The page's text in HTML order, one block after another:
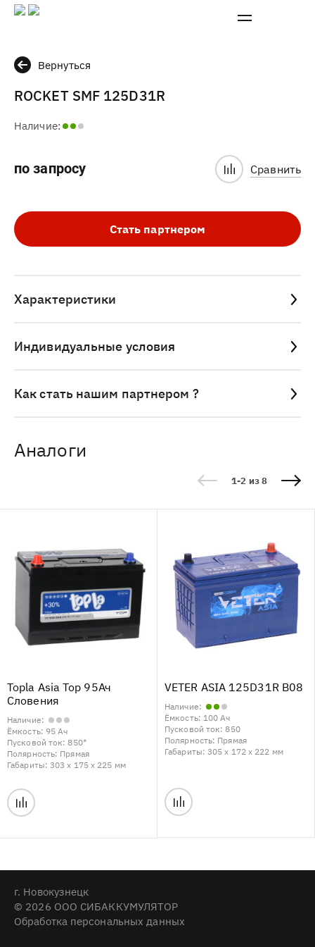
Вернуться
ROCKET SMF 125D31R
Наличие:
по запросу Сравнить
Стать партнером
Характеристики
Индивидуальные условия
Как стать нашим партнером ?
Аналоги
1-2 из 8
Topla Asia Top 95Ач
Словения
Наличие:
Ёмкость: 95 Ач
Пусковой ток:850*
Полярность: Прямая
Габариты: 303 x 175 x 225 мм
VETER ASIA 125D31R B08
Наличие:
Ёмкость: 100 Ач
Пусковой ток:850
Полярность: Прямая
Габариты: 305 x 172 x 222 мм
г. Новокузнецк
© 2026 ООО СИБАККУМУЛЯТОР
Обработка персональных данных